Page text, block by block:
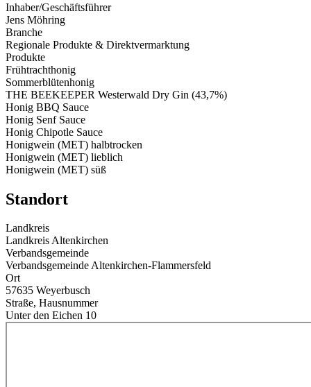
Inhaber/Geschäftsführer
Jens Möhring
Branche
Regionale Produkte & Direktvermarktung
Produkte
Frühtrachthonig
Sommerblütenhonig
THE BEEKEEPER Westerwald Dry Gin (43,7%)
Honig BBQ Sauce
Honig Senf Sauce
Honig Chipotle Sauce
Honigwein (MET) halbtrocken
Honigwein (MET) lieblich
Honigwein (MET) süß
Standort
Landkreis
Landkreis Altenkirchen
Verbandsgemeinde
Verbandsgemeinde Altenkirchen-Flammersfeld
Ort
57635 Weyerbusch
Straße, Hausnummer
Unter den Eichen 10